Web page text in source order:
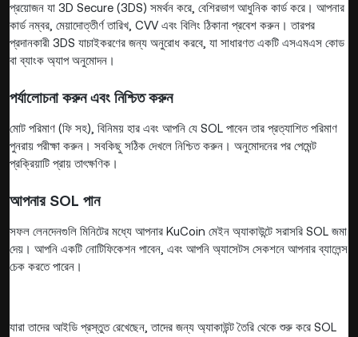
প্রয়োজন যা 3D Secure (3DS) সমর্থন করে, বেশিরভাগ আধুনিক কার্ড করে। আপনার
কার্ড নম্বর, মেয়াদোত্তীর্ণ তারিখ, CVV এবং বিলিং ঠিকানা প্রবেশ করুন। তারপর
প্রদানকারী 3DS যাচাইকরণের জন্য অনুরোধ করবে, যা সাধারণত একটি এসএমএস কোড
বা ব্যাংক অ্যাপ অনুমোদন।
পর্যালোচনা করুন এবং নিশ্চিত করুন
মোট পরিমাণ (ফি সহ), বিনিময় হার এবং আপনি যে SOL পাবেন তার প্রত্যাশিত পরিমাণ
পুনরায় পরীক্ষা করুন। সবকিছু সঠিক দেখলে নিশ্চিত করুন। অনুমোদনের পর পেমেন্ট
প্রক্রিয়াটি প্রায় তাৎক্ষণিক।
আপনার SOL পান
সফল লেনদেনগুলি মিনিটের মধ্যে আপনার KuCoin মেইন অ্যাকাউন্টে সরাসরি SOL জমা
দেয়। আপনি একটি নোটিফিকেশন পাবেন, এবং আপনি অ্যাসেটস সেকশনে আপনার ব্যালেন্স
চেক করতে পারেন।
যারা তাদের আইডি প্রস্তুত রেখেছেন, তাদের জন্য অ্যাকাউন্ট তৈরি থেকে শুরু করে SOL